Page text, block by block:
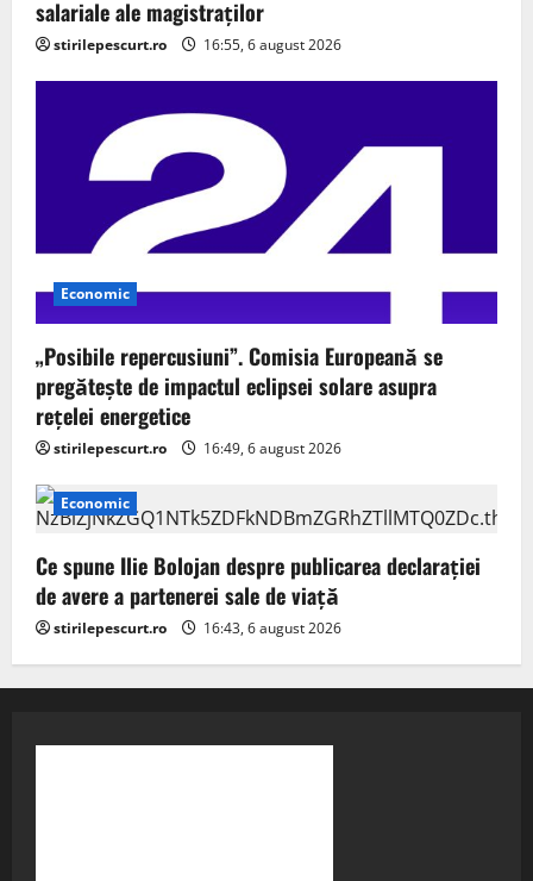
salariale ale magistraților
stirilepescurt.ro 16:55, 6 august 2026
Economic
„Posibile repercusiuni”. Comisia Europeană se
pregătește de impactul eclipsei solare asupra
rețelei energetice
stirilepescurt.ro 16:49, 6 august 2026
Economic
Ce spune Ilie Bolojan despre publicarea declarației
de avere a partenerei sale de viață
stirilepescurt.ro 16:43, 6 august 2026